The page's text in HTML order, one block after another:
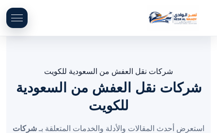
شركات نقل العفش من السعودية للكويت
شركات نقل العفش من السعودية
للكويت
استعرض أحدث المقالات والأدلة والخدمات المتعلقة بـ شركات